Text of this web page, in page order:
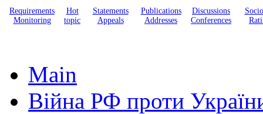
Requirements
Monitoring
Hot
topic
Statements
Appeals
Publications
Addresses
Discussions
Conferences
Main
Війна РФ проти